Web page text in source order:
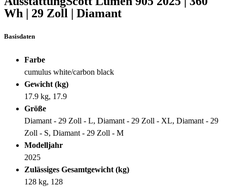
Wh | 29 Zoll | Diamant
Basisdaten
Farbe
cumulus white/carbon black
Gewicht (kg)
17.9 kg, 17.9
Größe
Diamant - 29 Zoll - L, Diamant - 29 Zoll - XL, Diamant - 29
Zoll - S, Diamant - 29 Zoll - M
Modelljahr
2025
Zulässiges Gesamtgewicht (kg)
128 kg, 128